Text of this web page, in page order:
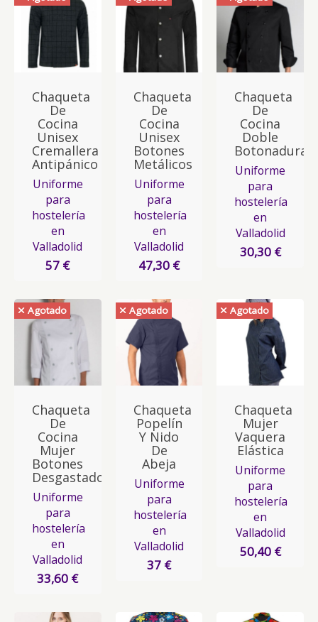
Chaqueta
De
Cocina
Unisex
Cremallera
Antipánico
Uniforme
para
hostelería
en
Valladolid
57 €
Chaqueta
De
Cocina
Unisex
Botones
Metálicos
Uniforme
para
hostelería
en
Valladolid
47,30 €
Chaqueta
De
Cocina
Doble
Botonadura
Uniforme
para
hostelería
en
Valladolid
30,30 €
Agotado
Chaqueta
De
Cocina
Mujer
Botones
Desgastados
Uniforme
para
hostelería
en
Valladolid
33,60 €
Agotado
Chaqueta
Popelín
Y Nido
De
Abeja
Uniforme
para
hostelería
en
Valladolid
37 €
Agotado
Chaqueta
Mujer
Vaquera
Elástica
Uniforme
para
hostelería
en
Valladolid
50,40 €